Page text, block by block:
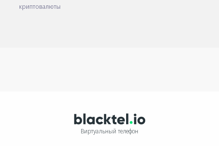
криптовалюты
Виртуальный телефон